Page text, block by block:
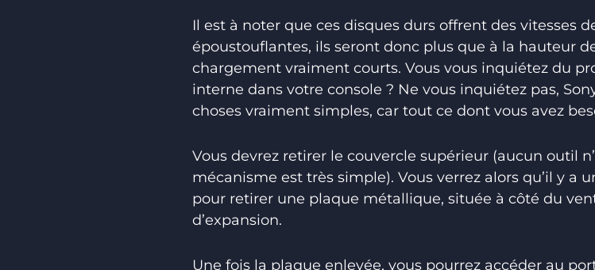
Il est à noter que ces disques durs offrent des vitesses
époustouflantes, ils seront donc plus que à la hauteur
chargement vraiment courts. Vous vous inquiétez du
interne dans votre console ? Ne vous inquiétez pas,
choses vraiment simples, car tout ce dont vous avez
Vous devrez retirer le couvercle supérieur (aucun outil
mécanisme est très simple). Vous verrez alors qu’il y a
pour retirer une plaque métallique, située à côté du
d’expansion.
Une fois la plaque enlevée, vous pourrez accéder au